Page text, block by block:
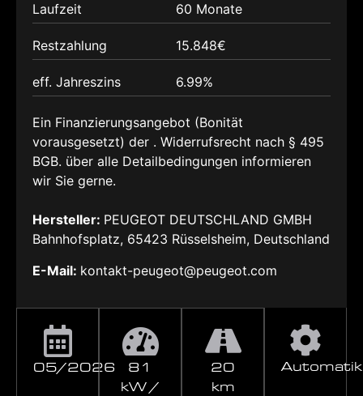
05/2026
81
kW /
20
km
Automatik
Laufzeit 60 Monate
Restzahlung 15.848€
eff. Jahreszins 6.99%
Ein Finanzierungsangebot (Bonität
vorausgesetzt) der . Widerrufsrecht nach § 495
BGB. über alle Detailbedingungen informieren
wir Sie gerne.
Hersteller: PEUGEOT DEUTSCHLAND GMBH
Bahnhofsplatz, 65423 Rüsselsheim, Deutschland
E-Mail: kontakt-peugeot@peugeot.com